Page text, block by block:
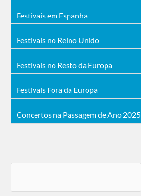
Festivais em Espanha
Festivais no Reino Unido
Festivais no Resto da Europa
Festivais Fora da Europa
Concertos na Passagem de Ano 2025